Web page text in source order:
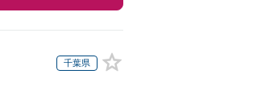
千葉県